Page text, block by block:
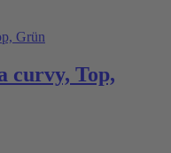
curvy, Top,